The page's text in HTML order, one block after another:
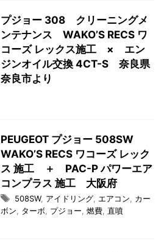
プジョー 308 クリーニングメ
ンテナンス WAKO’S RECS ワ
コーズ レックス施工 × エン
ジンオイル交換 4CT-S 奈良県
奈良市より
PEUGEOT プジョー 508SW
WAKO’S RECS ワコーズ レック
ス 施工 ＋ PAC-P パワーエア
コンプラス 施工 大阪府
508SW, アイドリング エアコン
カー
ボン
ターボ プジョー 燃費 直噴